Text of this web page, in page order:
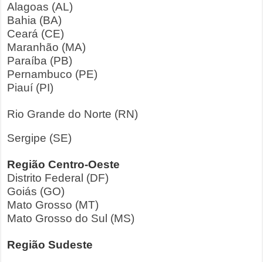
Alagoas (AL)
Bahia (BA)
Ceará (CE)
Maranhão (MA)
Paraíba (PB)
Pernambuco (PE)
Piauí (PI)
Rio Grande do Norte (RN)
Sergipe (SE)
Região Centro-Oeste
Distrito Federal (DF)
Goiás (GO)
Mato Grosso (MT)
Mato Grosso do Sul (MS)
Região Sudeste